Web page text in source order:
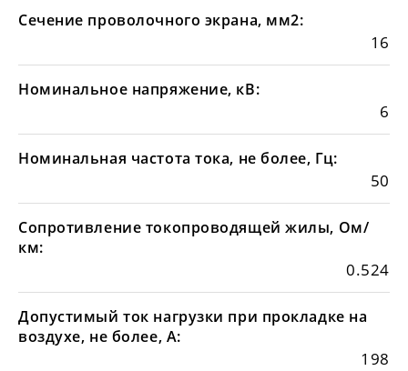
Сечение проволочного экрана, мм2:
16
Номинальное напряжение, кВ:
6
Номинальная частота тока, не более, Гц:
50
Сопротивление токопроводящей жилы, Ом/
км:
0.524
Допустимый ток нагрузки при прокладке на
воздухе, не более, А:
198